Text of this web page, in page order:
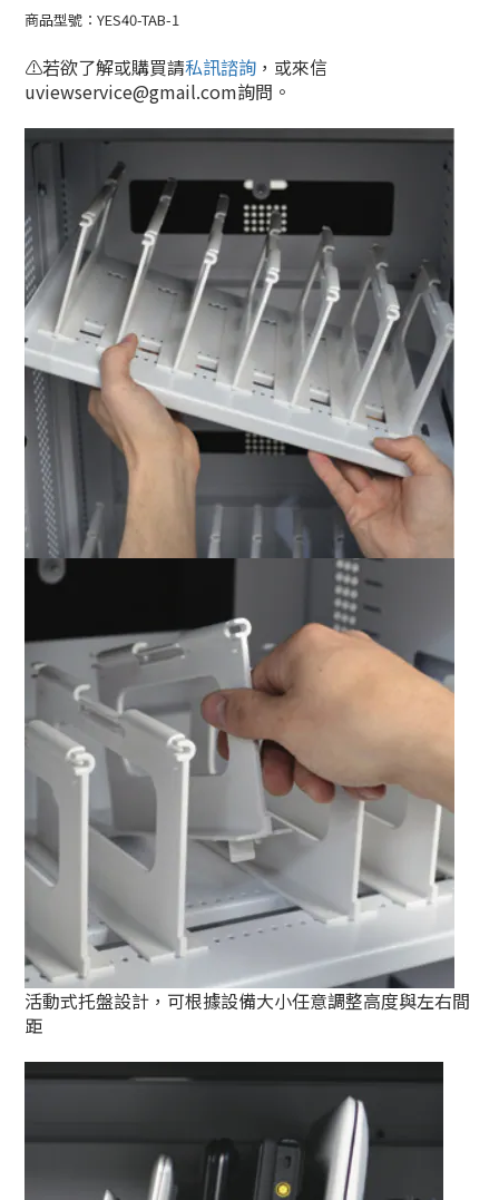
商品型號：YES40-TAB-1
⚠️若欲了解或購買請私訊諮詢 ，或來信
uviewservice@gmail.com詢問。
活動式托盤設計，可根據設備大小任意調整高度與左右間
距